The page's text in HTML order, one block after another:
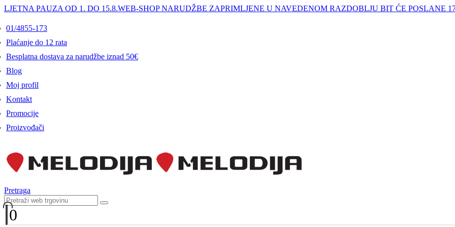
LJETNA PAUZA OD 1. DO 15.8.WEB-SHOP NARUDŽBE ZAPRIMLJENE U NAVEDENOM RAZDOBLJU BIT ĆE POSLANE
01/4855-173
Plaćanje do 12 rata
Besplatna dostava za narudžbe iznad 50€
Blog
Moj profil
Kontakt
Promocije
Proizvođači
Pretraga
0